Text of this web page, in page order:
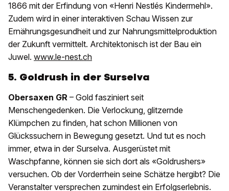
1866 mit der Erfindung von «Henri Nestlés Kindermehl».
Zudem wird in einer interaktiven Schau Wissen zur
Ernährungsgesundheit und zur Nahrungsmittelproduktion
der Zukunft vermittelt. Architektonisch ist der Bau ein
Juwel. www.le-nest.ch
5. Goldrush in der Surselva
Obersaxen GR – Gold fasziniert seit
Menschengedenken. Die Verlockung, glitzernde
Klümpchen zu finden, hat schon Millionen von
Glückssuchern in Bewegung gesetzt. Und tut es noch
immer, etwa in der Surselva. Ausgerüstet mit
Waschpfanne, können sie sich dort als «Goldrushers»
versuchen. Ob der Vorderrhein seine Schätze hergibt? Die
Veranstalter versprechen zumindest ein Erfolgserlebnis.